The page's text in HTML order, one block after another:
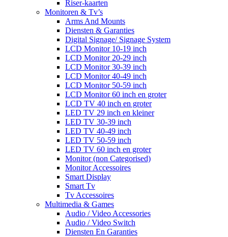
Riser-kaarten
Monitoren & Tv’s
Arms And Mounts
Diensten & Garanties
Digital Signage/ Signage System
LCD Monitor 10-19 inch
LCD Monitor 20-29 inch
LCD Monitor 30-39 inch
LCD Monitor 40-49 inch
LCD Monitor 50-59 inch
LCD Monitor 60 inch en groter
LCD TV 40 inch en groter
LED TV 29 inch en kleiner
LED TV 30-39 inch
LED TV 40-49 inch
LED TV 50-59 inch
LED TV 60 inch en groter
Monitor (non Categorised)
Monitor Accessoires
Smart Display
Smart Tv
Tv Accessoires
Multimedia & Games
Audio / Video Accessories
Audio / Video Switch
Diensten En Garanties